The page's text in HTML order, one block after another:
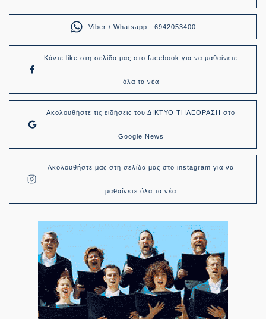
Viber / Whatsapp : 6942053400
Κάντε like στη σελίδα μας στο facebook για να μαθαίνετε
όλα τα νέα
Ακολουθήστε τις ειδήσεις του ΔΙΚΤΥΟ ΤΗΛΕΟΡΑΣΗ στο
Google News
Ακολουθήστε μας στη σελίδα μας στο instagram για να
μαθαίνετε όλα τα νέα